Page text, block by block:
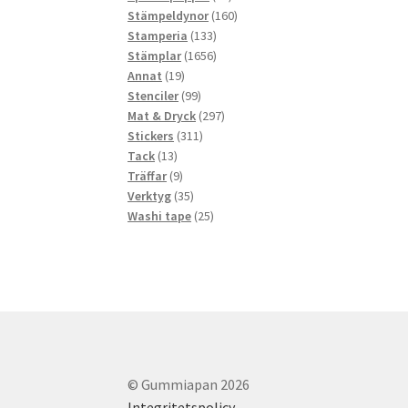
produkter
Stämpeldynor 160160
Stamperia 133133
produkter
Stämplar 16561656
Annat 1919
produkter
Stenciler 9999
produkter
Mat & Dryck 297297
Stickers 311311
Tack 1313
produkter
Träffar 99
produkter
Verktyg 3535
produkter
Washi tape 2525
© Gummiapan 2026